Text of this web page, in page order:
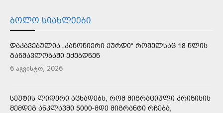
ᲑᲝᲚᲝ ᲡᲘᲐᲮᲚᲔᲔᲑᲘ
ᲓᲐᲙᲐᲕᲔᲑᲣᲚᲘᲐ „ᲙᲐᲜᲝᲜᲘᲔᲠᲘ ᲥᲣᲠᲓᲘ“ ᲠᲝᲛᲔᲚᲡᲐᲪ 18 ᲬᲚᲘᲡ
ᲒᲐᲜᲛᲐᲕᲚᲝᲑᲐᲨᲘ ᲔᲫᲔᲑᲓᲜᲔᲜ
6 აგვისტო, 2026
ᲡᲔᲣᲢᲘᲡ ᲚᲘᲓᲔᲠᲘ ᲐᲪᲮᲐᲓᲔᲑᲡ, ᲠᲝᲛ ᲛᲘᲒᲠᲐᲪᲘᲣᲚᲘ ᲙᲠᲘᲖᲘᲡᲘᲡ
ᲨᲔᲛᲓᲔᲒ ᲐᲜᲙᲚᲐᲕᲨᲘ 5000-ᲛᲓᲔ ᲛᲘᲒᲠᲐᲜᲢᲘ ᲠᲩᲔᲑᲐ,